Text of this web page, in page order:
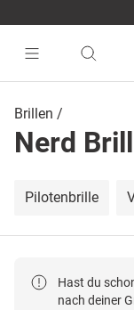
Brillen
Nerd
Pilotenbrille
Hast du
nach deiner